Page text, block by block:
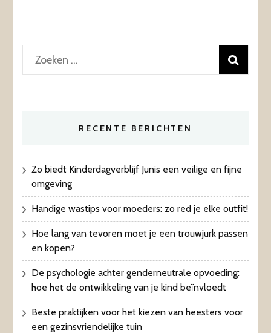
Zoeken
naar:
RECENTE BERICHTEN
Zo biedt Kinderdagverblijf Junis een veilige en fijne
omgeving
Handige wastips voor moeders: zo red je elke outfit!
Hoe lang van tevoren moet je een trouwjurk passen
en kopen?
De psychologie achter genderneutrale opvoeding:
hoe het de ontwikkeling van je kind beïnvloedt
Beste praktijken voor het kiezen van heesters voor
een gezinsvriendelijke tuin